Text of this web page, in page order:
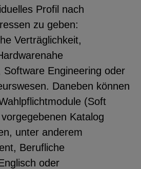
Profil nach
zu geben:
Verträglichkeit,
Software Engineering oder
Daneben können
(Soft
Katalog
unter anderem
Berufliche
oder